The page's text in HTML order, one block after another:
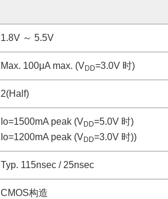
1.8V ～ 5.5V
Max. 100μA max. (VDD=3.0V 时)
2(Half)
Io=1500mA peak (VDD=5.0V 时)
Io=1200mA peak (VDD=3.0V 时))
Typ. 115nsec / 25nsec
CMOS构造